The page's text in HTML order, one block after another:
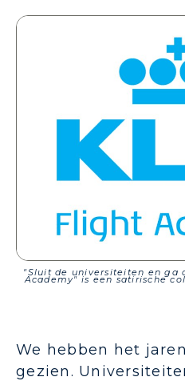
"Sluit de universiteiten en ga
Academy" is een satirische
We hebben het
gezien.